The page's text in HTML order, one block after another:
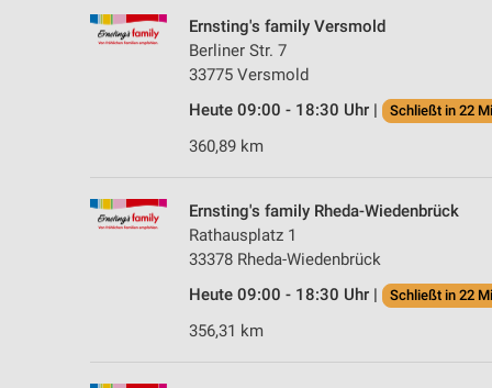
Ernsting's family Versmold
Berliner Str. 7
33775 Versmold
Heute 09:00 - 18:30 Uhr |
Schließt in 22
360,89 km
Ernsting's family Rheda-Wiedenbrück
Rathausplatz 1
33378 Rheda-Wiedenbrück
Heute 09:00 - 18:30 Uhr |
Schließt in 22
356,31 km